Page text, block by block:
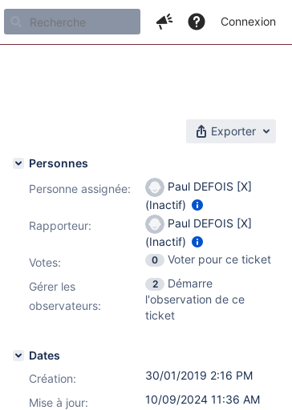
Connexion
Exporter
Personnes
Personne assignée:
Paul DEFOIS [X]
(Inactif)
Rapporteur:
Paul DEFOIS [X]
(Inactif)
Votes: 0
Voter pour ce ticket
Gérer les
observateurs:
2
Démarre
l'observation de ce
ticket
Dates
Création:
30/01/2019 2:16 PM
Mise à jour:
10/09/2024 11:36 AM